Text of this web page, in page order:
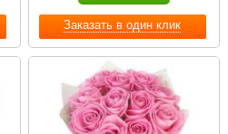
Заказать в один клик